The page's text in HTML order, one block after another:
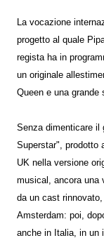
La vocazione
progetto al quale
regista ha in
un originale
Queen e una grande
Senza dimenticare il
Superstar", prodotto
UK nella versione
musical, ancora una
da un cast
Amsterdam: poi,
anche in Italia, in un